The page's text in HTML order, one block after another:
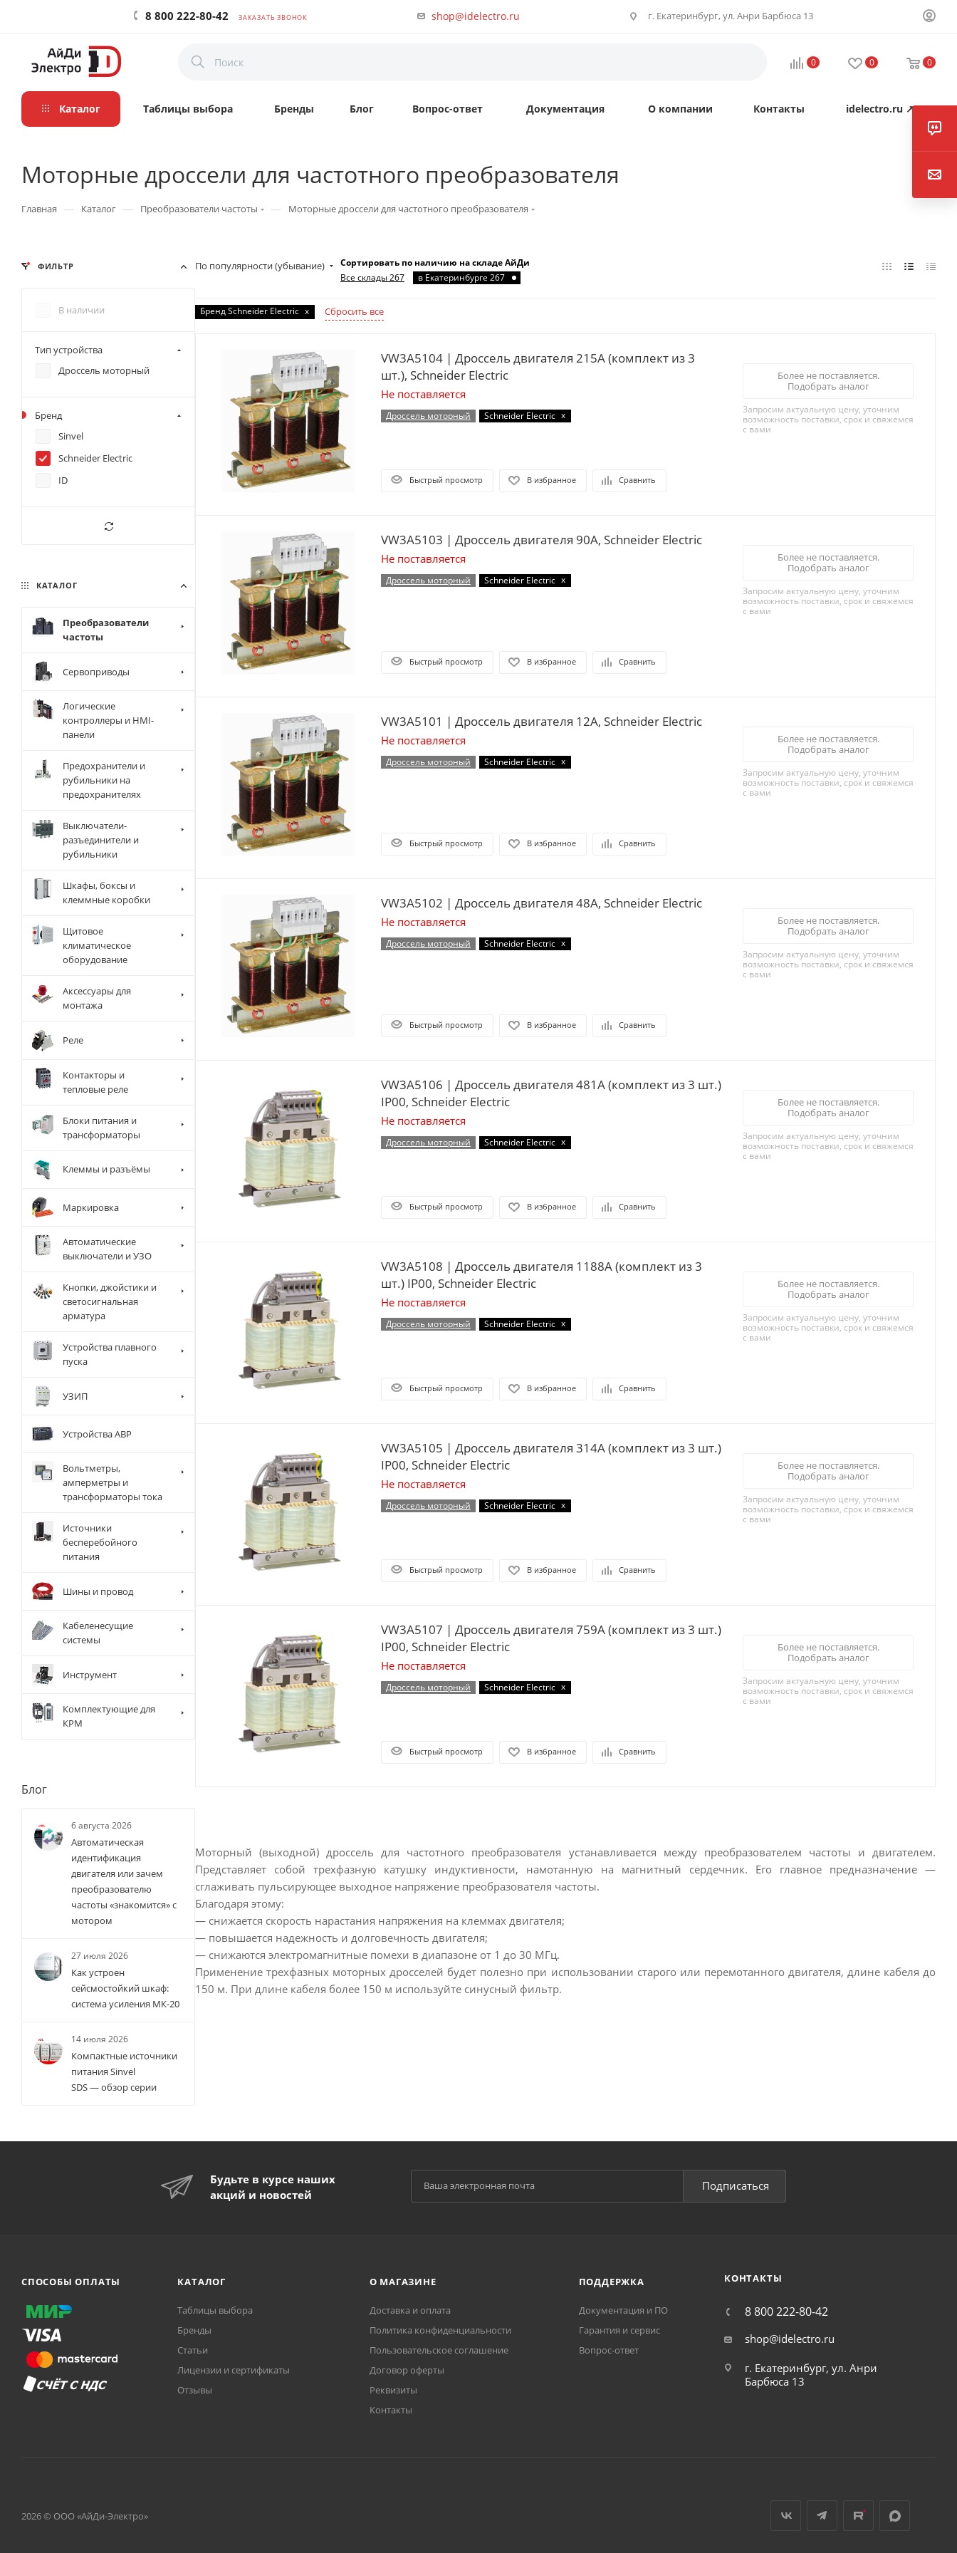
8 800 222-80-42 ЗАКАЗАТЬ ЗВОНОК shop@idelectro.ru г. Екатеринбург, ул. Анри Барбюса 13
0 0 0
Каталог Таблицы выбора Бренды Блог Вопрос-ответ Документация О компании Контакты idelectro.ru ↗
Моторные дроссели для частотного преобразователя
Главная — Каталог — Преобразователи частоты — Моторные дроссели для частотного преобразователя
По популярности (убывание)
Сортировать по наличию на складе АйДи
Все склады 267
в Екатеринбурге 267
Бренд Schneider Electric x Сбросить все
VW3A5104 | Дроссель двигателя 215А (комплект из 3
шт.), Schneider Electric
Не поставляется
Дроссель моторный Schneider Electric x
Быстрый просмотр В избранное Сравнить
Более не поставляется.
Подобрать аналог
Запросим актуальную цену, уточним
возможность поставки, срок и свяжемся
с вами
VW3A5103 | Дроссель двигателя 90А, Schneider Electric
Не поставляется
Дроссель моторный Schneider Electric x
Быстрый просмотр В избранное Сравнить
Более не поставляется.
Подобрать аналог
Запросим актуальную цену, уточним
возможность поставки, срок и свяжемся
с вами
VW3A5101 | Дроссель двигателя 12А, Schneider Electric
Не поставляется
Дроссель моторный Schneider Electric x
Быстрый просмотр В избранное Сравнить
Более не поставляется.
Подобрать аналог
Запросим актуальную цену, уточним
возможность поставки, срок и свяжемся
с вами
VW3A5102 | Дроссель двигателя 48А, Schneider Electric
Не поставляется
Дроссель моторный Schneider Electric x
Быстрый просмотр В избранное Сравнить
Более не поставляется.
Подобрать аналог
Запросим актуальную цену, уточним
возможность поставки, срок и свяжемся
с вами
VW3A5106 | Дроссель двигателя 481А (комплект из 3 шт.)
IP00, Schneider Electric
Не поставляется
Дроссель моторный Schneider Electric x
Быстрый просмотр В избранное Сравнить
Более не поставляется.
Подобрать аналог
Запросим актуальную цену, уточним
возможность поставки, срок и свяжемся
с вами
VW3A5108 | Дроссель двигателя 1188А (комплект из 3
шт.) IP00, Schneider Electric
Не поставляется
Дроссель моторный Schneider Electric x
Быстрый просмотр В избранное Сравнить
Более не поставляется.
Подобрать аналог
Запросим актуальную цену, уточним
возможность поставки, срок и свяжемся
с вами
VW3A5105 | Дроссель двигателя 314А (комплект из 3 шт.)
IP00, Schneider Electric
Не поставляется
Дроссель моторный Schneider Electric x
Быстрый просмотр В избранное Сравнить
Более не поставляется.
Подобрать аналог
Запросим актуальную цену, уточним
возможность поставки, срок и свяжемся
с вами
VW3A5107 | Дроссель двигателя 759А (комплект из 3 шт.)
IP00, Schneider Electric
Не поставляется
Дроссель моторный Schneider Electric x
Быстрый просмотр В избранное Сравнить
Более не поставляется.
Подобрать аналог
Запросим актуальную цену, уточним
возможность поставки, срок и свяжемся
с вами
Моторный (выходной) дроссель для частотного преобразователя устанавливается между преобразователем частоты и двигателем.
Представляет собой трехфазную катушку индуктивности, намотанную на магнитный сердечник. Его главное предназначение —
сглаживать пульсирующее выходное напряжение преобразователя частоты.
Благодаря этому:
— снижается скорость нарастания напряжения на клеммах двигателя;
— повышается надежность и долговечность двигателя;
— снижаются электромагнитные помехи в диапазоне от 1 до 30 МГц.
Применение трехфазных моторных дросселей будет полезно при использовании старого или перемотанного двигателя, длине кабеля до
150 м. При длине кабеля более 150 м используйте синусный фильтр.
ФИЛЬТР
В наличии
Тип устройства
Дроссель моторный
Бренд
Sinvel
Schneider Electric
ID
КАТАЛОГ
Преобразователи
частоты
Сервоприводы
Логические
контроллеры и HMI-
панели
Предохранители и
рубильники на
предохранителях
Выключатели-
разъединители и
рубильники
Шкафы, боксы и
клеммные коробки
Щитовое
климатическое
оборудование
Аксессуары для
монтажа
Реле
Контакторы и
тепловые реле
Блоки питания и
трансформаторы
Клеммы и разъёмы
Маркировка
Автоматические
выключатели и УЗО
Кнопки, джойстики и
светосигнальная
арматура
Устройства плавного
пуска
УЗИП
Устройства АВР
Вольтметры,
амперметры и
трансформаторы тока
Источники
бесперебойного
питания
Шины и провод
Кабеленесущие
системы
Инструмент
Комплектующие для
КРМ
Блог
6 августа 2026
Автоматическая
идентификация
двигателя или зачем
преобразователю
частоты «знакомится» с
мотором
27 июля 2026
Как устроен
сейсмостойкий шкаф:
система усиления МК-20
14 июля 2026
Компактные источники
питания Sinvel
SDS — обзор серии
Будьте в курсе наших
акций и новостей
Подписаться
СПОСОБЫ ОПЛАТЫ КАТАЛОГ
Таблицы выбора
Бренды
Статьи
Лицензии и сертификаты
Отзывы
О МАГАЗИНЕ
Доставка и оплата
Политика конфиденциальности
Пользовательское соглашение
Договор оферты
Реквизиты
Контакты
ПОДДЕРЖКА
Документация и ПО
Гарантия и сервис
Вопрос-ответ
КОНТАКТЫ
8 800 222-80-42
shop@idelectro.ru
г. Екатеринбург, ул. Анри
Барбюса 13
2026 © ООО «АйДи-Электро»